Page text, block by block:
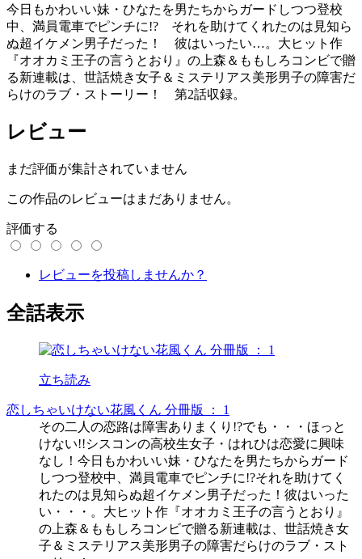
今日もかわいい妹・ひなたを男たちからガードしつつ登校
中、満員電車でピンチに!? それを助けてくれたのは見知ら
ぬ超イケメン男子だった！ 彼はいったい…。大ヒット作
『オオカミ王子の言うとおり』の上森＆ももしろコンビで贈
る新連載は、世話焼き女子＆ミステリアス美形男子の障害だ
らけのラブ・ストーリー！ 第2話収録。
レビュー
まだ評価が集計されていません
この作品のレビューはまだありません。
評価する
レビューを投稿しませんか？
全話表示
立ち読み
恋しちゃいけない花風くん 分冊版 ： 1
その二人の恋路は障害ありまくり!?でも・・・ほっと
けない!!シスコンの高校生女子・はれひは恋愛に興味
なし！今日もかわいい妹・ひなたを男たちからガード
しつつ登校中、満員電車でピンチに!?それを助けてく
れたのは見知らぬ超イケメン男子だった！彼はいった
い・・・。大ヒット作『オオカミ王子の言うとおり』
の上森＆ももしろコンビで贈る新連載は、世話焼き女
子＆ミステリアス美形男子の障害だらけのラブ・スト